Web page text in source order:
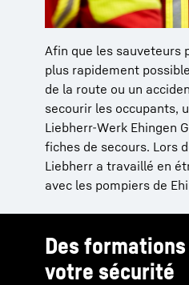
Afin que les sauveteurs
plus rapidement
de la route ou un
secourir les occupants,
Liebherr-Werk Ehingen
fiches de secours. Lors
Liebherr a travaillé en
avec les pompiers de
Des
votre sécurité